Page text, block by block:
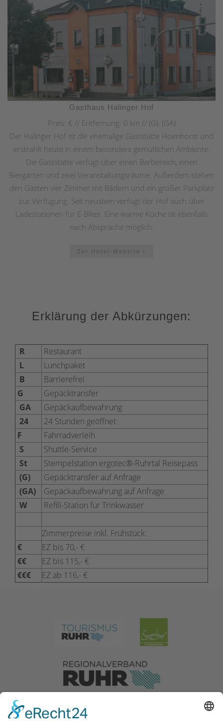
Gasthaus Halinger Hof
Preis: € // Entfernung: 0 km // (G), (GA)
Der Halinger Hof ist die ehemalige Gaststätte Hoenhorst und
erstrahlt heute in einem besonders gemütlichen Ambiente.
Die Gaststätte verfügt über einen Barbereich, einen
Biergarten und zwei Veranstaltungsräume. Außerdem stehen
den Gästen vier Zimmer mit Bädern und ein großer Parkplatz
zur Verfügung. Seit neustem verfügt der Hof auch über
Ladestationen für E-Bikes. Eine warme Küche ist ebenfalls
nach Absprache möglich.
Zur Hotel-Website
Erklärung der Abkürzungen:
R
Restaurant
L
Lunchpaket
B
Barrierefrei
G
Gepäcktransfer
GA
Gepäckaufbewahrung
24
24 Stunden geöffnet
F
Fahrradverleih
S
Shuttle-Service
St
Stempelstation ergotec®-Ruhrtal Reisepass
(G)
Gepäcktransfer auf Anfrage
(GA)
Gepäckaufbewahrung auf Anfrage
W
Refill-Station für Trinkwasser
Zimmerpreise inkl. Frühstück:
€
EZ bis 70,- €
€€
EZ bis 115,- €
€€€
EZ ab 116,- €